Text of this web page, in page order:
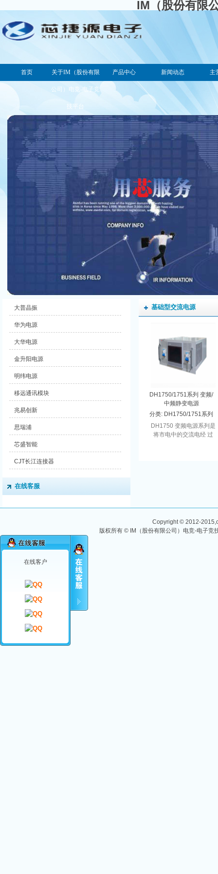
IM（股份有限
首页 关于IM（股份有限
公司）电竞-电子竞
技平台
产品中心 新闻动态 主
基础型交流电源
DH1750/1751系列 变频/
中频静变电源
分类: DH1750/1751系列
变频/中频静变电源
DH1750 变频电源系列是
将市电中的交流电经 过
大普晶振
华为电源
大华电源
金升阳电源
明纬电源
移远通讯模块
兆易创新
思瑞浦
芯盛智能
CJT长江连接器
在线客服
Copyright © 2012-
版权所有 © IM（股份有限公司）电竞-电子
在线客户